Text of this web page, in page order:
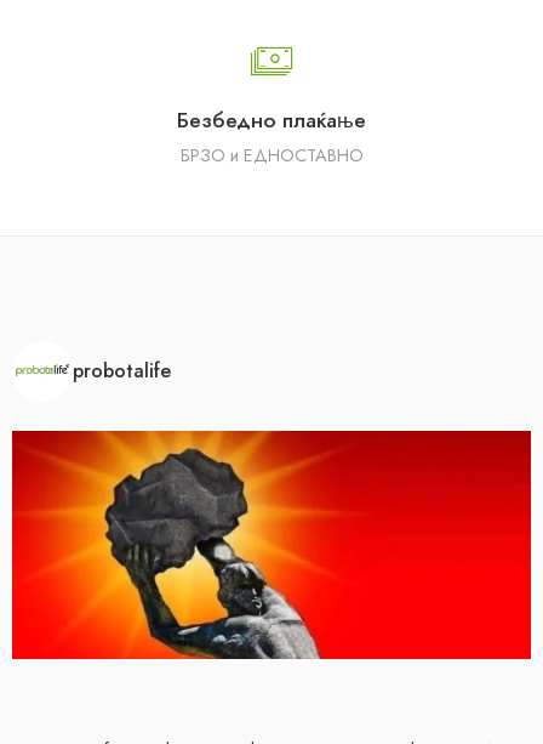
Безбедно плаќање
БРЗО и ЕДНОСТАВНО
probotalife